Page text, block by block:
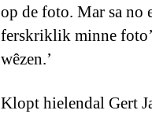
op de foto. Mar sa no
ferskriklik minne
wêzen.’
Klopt hielendal Gert